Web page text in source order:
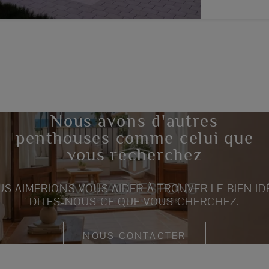
Nous avons d'autres
penthouses comme celui que
vous recherchez
AIMERIONS VOUS AIDER À TROUVER LE BIEN
DITES-NOUS CE QUE VOUS CHERCHEZ.
NOUS CONTACTER